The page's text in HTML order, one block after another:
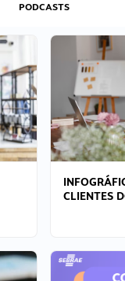
PODCASTS
CLIENTES